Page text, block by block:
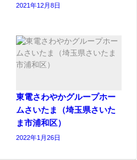
2021年12月8日
東電さわやかグループホー
ムさいたま（埼玉県さいた
ま市浦和区）
2022年1月26日